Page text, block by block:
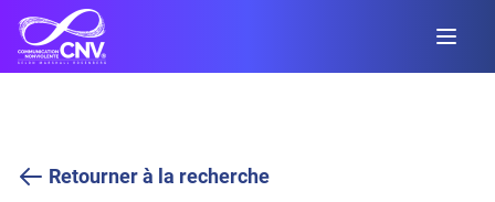
Retourner à la recherche